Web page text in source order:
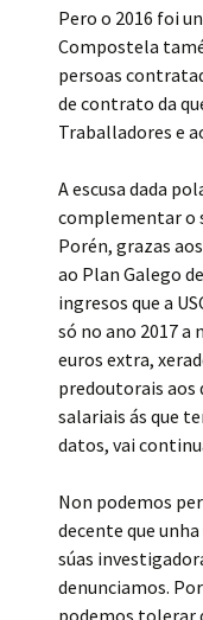
Pero o 2016 foi
Compostela
persoas
de contrato da
Traballadores e
A escusa dada
complementar o
Porén, grazas
ao Plan Galego
ingresos que a
só no ano 2017 a
euros extra,
predoutorais aos
salariais ás que
datos, vai
Non podemos
decente que
súas
denunciamos.
podemos tolerar